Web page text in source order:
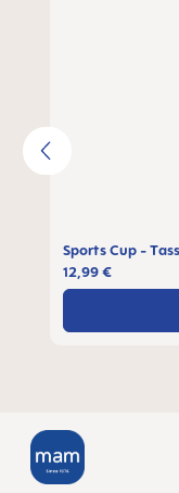
Sports Cup -
12,99 €